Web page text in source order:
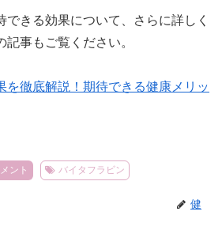
できる効果について、さらに詳しく
事もご覧ください。
を徹底解説！期待できる健康メリッ
ント バイタフラビン
健